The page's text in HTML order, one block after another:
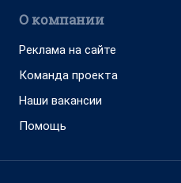
О компании
Реклама на сайте
Команда проекта
Наши вакансии
Помощь